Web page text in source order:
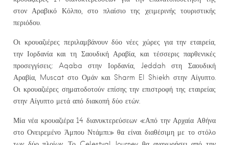
στον Αραβικό Κόλπο, στο πλαίσιο της χειμερινής τουριστικής
περιόδου.
Οι κρουαζιέρες περιλαμβάνουν δύο νέες χώρες για την εταιρεία,
την Ιορδανία και τη Σαουδική Αραβία, και τέσσερις παρθενικές
προσεγγίσεις: Aqaba στην Ιορδανία, Jeddah στη Σαουδική
Αραβία, Muscat στο Ομάν και Sharm El Shiekh στην Αίγυπτο.
Οι κρουαζιέρες σηματοδοτούν επίσης την επιστροφή της εταιρείας
στην Αίγυπτο μετά από διακοπή δύο ετών.
Μία νέα κρουαζιέρα 14 διανυκτερεύσεων «Από την Αρχαία Αθήνα
στο Ονειρεμένο Άμπου Ντάμπι» θα είναι διαθέσιμη με το στόλο